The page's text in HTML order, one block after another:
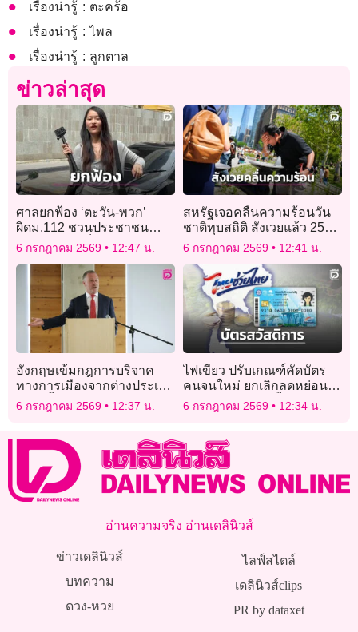
เรื่องน่ารู้ : ตะคร้อ
เรื่องน่ารู้ : ไพล
เรื่องน่ารู้ : ลูกตาล
ข่าวล่าสุด
ศาลยกฟ้อง ‘ตะวัน-พวก’
ผิดม.112 ชวนประชาชนทำ
โพลขบวนเสด็จ
6 กรกฎาคม 2569 12:47 น.
สหรัฐเจอคลื่นความร้อนวัน
ชาติทุบสถิติ สังเวยแล้ว 25
ศพในนิวเจอร์ซีย์
6 กรกฎาคม 2569 12:41 น.
อังกฤษเข้มกฎการบริจาค
ทางการเมืองจากต่างประเทศ
มุ่งยับยั้ง “การระดมทุนมีพิรุธ”
6 กรกฎาคม 2569 12:37 น.
ไฟเขียว ปรับเกณฑ์คัดบัตร
คนจนใหม่ ยกเลิกลดหย่อน
ภาษีพ่อแม่ เว้นหนี้เกษตรเกิน
1 แสน
6 กรกฎาคม 2569 12:34 น.
อ่านความจริง อ่านเดลินิวส์
ข่าวเดลินิวส์
บทความ
ดวง-หวย
ไลฟ์สไตล์
เดลินิวส์clips
PR by dataxet